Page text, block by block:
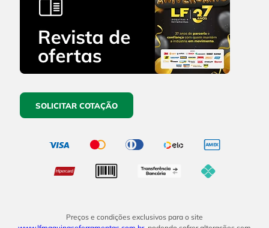
SOLICITAR COTAÇÃO
Preços e condições exclusivos para o site